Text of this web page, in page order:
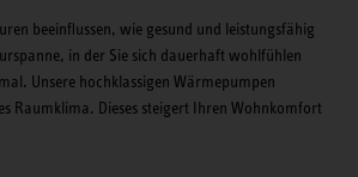
beeinflussen, wie gesund und leistungsfähig
in der Sie sich dauerhaft wohlfühlen
Unsere hochklassigen Wärmepumpen
Raumklima. Dieses steigert Ihren Wohnkomfort